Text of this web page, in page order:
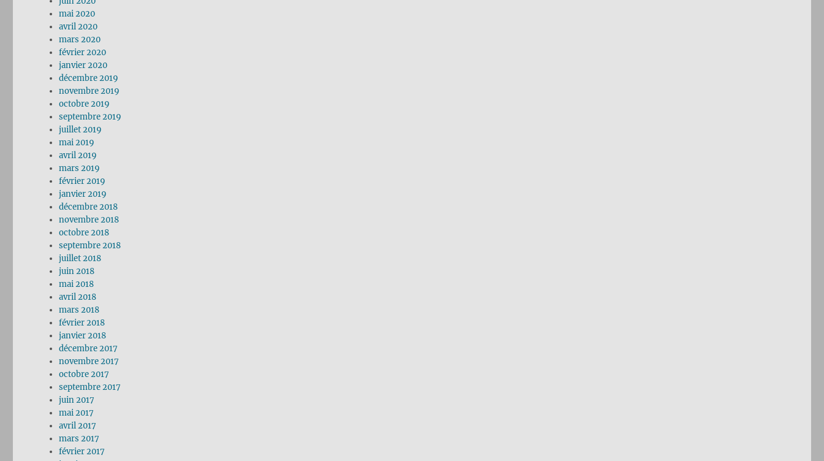
mai 2020
avril 2020
mars 2020
février 2020
janvier 2020
décembre 2019
novembre 2019
octobre 2019
septembre 2019
juillet 2019
mai 2019
avril 2019
mars 2019
février 2019
janvier 2019
décembre 2018
novembre 2018
octobre 2018
septembre 2018
juillet 2018
juin 2018
mai 2018
avril 2018
mars 2018
février 2018
janvier 2018
décembre 2017
novembre 2017
octobre 2017
septembre 2017
juin 2017
mai 2017
avril 2017
mars 2017
février 2017